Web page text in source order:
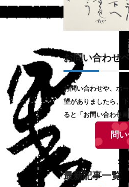
お問い合わせ
お問い合わせや、ホ
望がありましたら、
ると「お問い合わせ
問
最新記事一覧